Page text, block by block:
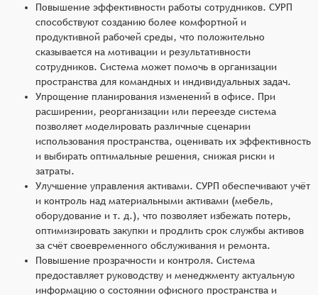
Повышение эффективности работы сотрудников. СУРП
способствуют созданию более комфортной и
продуктивной рабочей среды, что положительно
сказывается на мотивации и результативности
сотрудников. Система может помочь в организации
пространства для командных и индивидуальных задач.
Упрощение планирования изменений в офисе. При
расширении, реорганизации или переезде система
позволяет моделировать различные сценарии
использования пространства, оценивать их эффективность
и выбирать оптимальные решения, снижая риски и
затраты.
Улучшение управления активами. СУРП обеспечивают учёт
и контроль над материальными активами (мебель,
оборудование и т. д.), что позволяет избежать потерь,
оптимизировать закупки и продлить срок службы активов
за счёт своевременного обслуживания и ремонта.
Повышение прозрачности и контроля. Система
предоставляет руководству и менеджменту актуальную
информацию о состоянии офисного пространства и